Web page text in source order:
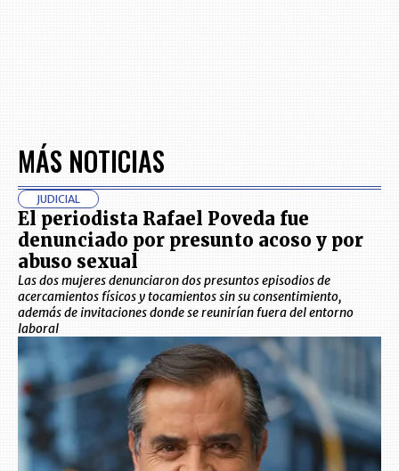
MÁS NOTICIAS
JUDICIAL
El periodista Rafael Poveda fue
denunciado por presunto acoso y por
abuso sexual
Las dos mujeres denunciaron dos presuntos episodios de
acercamientos físicos y tocamientos sin su consentimiento,
además de invitaciones donde se reunirían fuera del entorno
laboral